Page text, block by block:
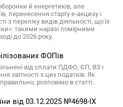
й енергетиків, але
перенесення старту е-акцизу і
з переліку видів діяльності, що їх
такими наразі помірними
до 2026 року.
ФОПів
від сплати ПДФО, ЄП, ВЗ і
звітності з цих податків. Як
розповімо в статті.
від 03.12.2025 №4698-IX